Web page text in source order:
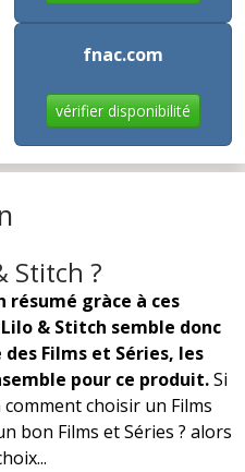
fnac.com
vérifier disponibilité
Stitch ?
résumé gràce à ces
& Stitch semble donc
Films et Séries, les
pour ce produit.Si
choisir un Films
bon Films et Séries ? alors